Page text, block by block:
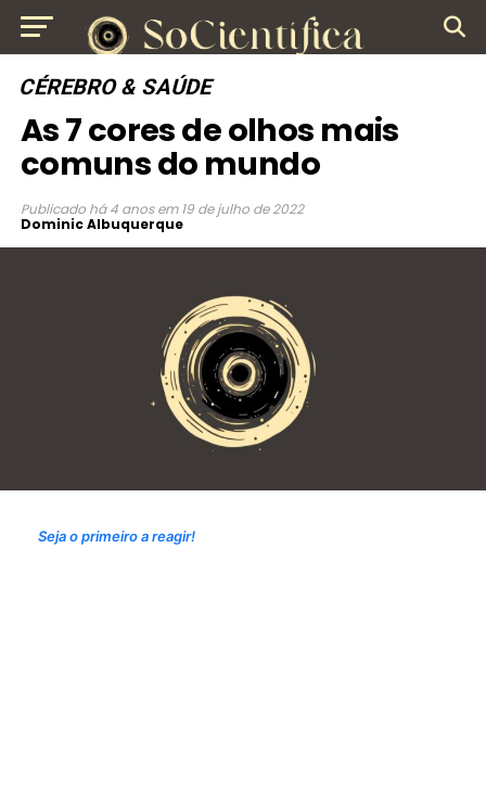
CÉREBRO & SAÚDE
As 7 cores de olhos mais
comuns do mundo
Publicado há 4 anos em 19 de julho de 2022
Dominic Albuquerque
Seja o primeiro a reagir!